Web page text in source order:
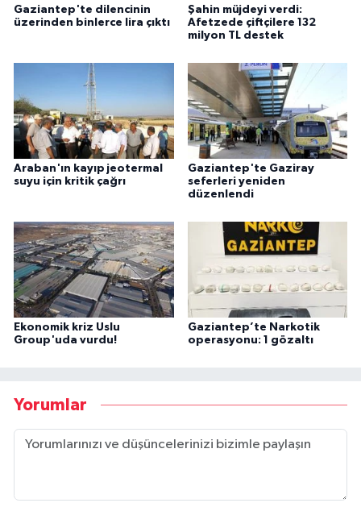
Gaziantep'te dilencinin
üzerinden binlerce lira çıktı
Şahin müjdeyi verdi:
Afetzede çiftçilere 132
milyon TL destek
Araban'ın kayıp jeotermal
suyu için kritik çağrı
Gaziantep'te Gaziray
seferleri yeniden
düzenlendi
Ekonomik kriz Uslu
Group'uda vurdu!
Gaziantep’te Narkotik
operasyonu: 1 gözaltı
Yorumlar